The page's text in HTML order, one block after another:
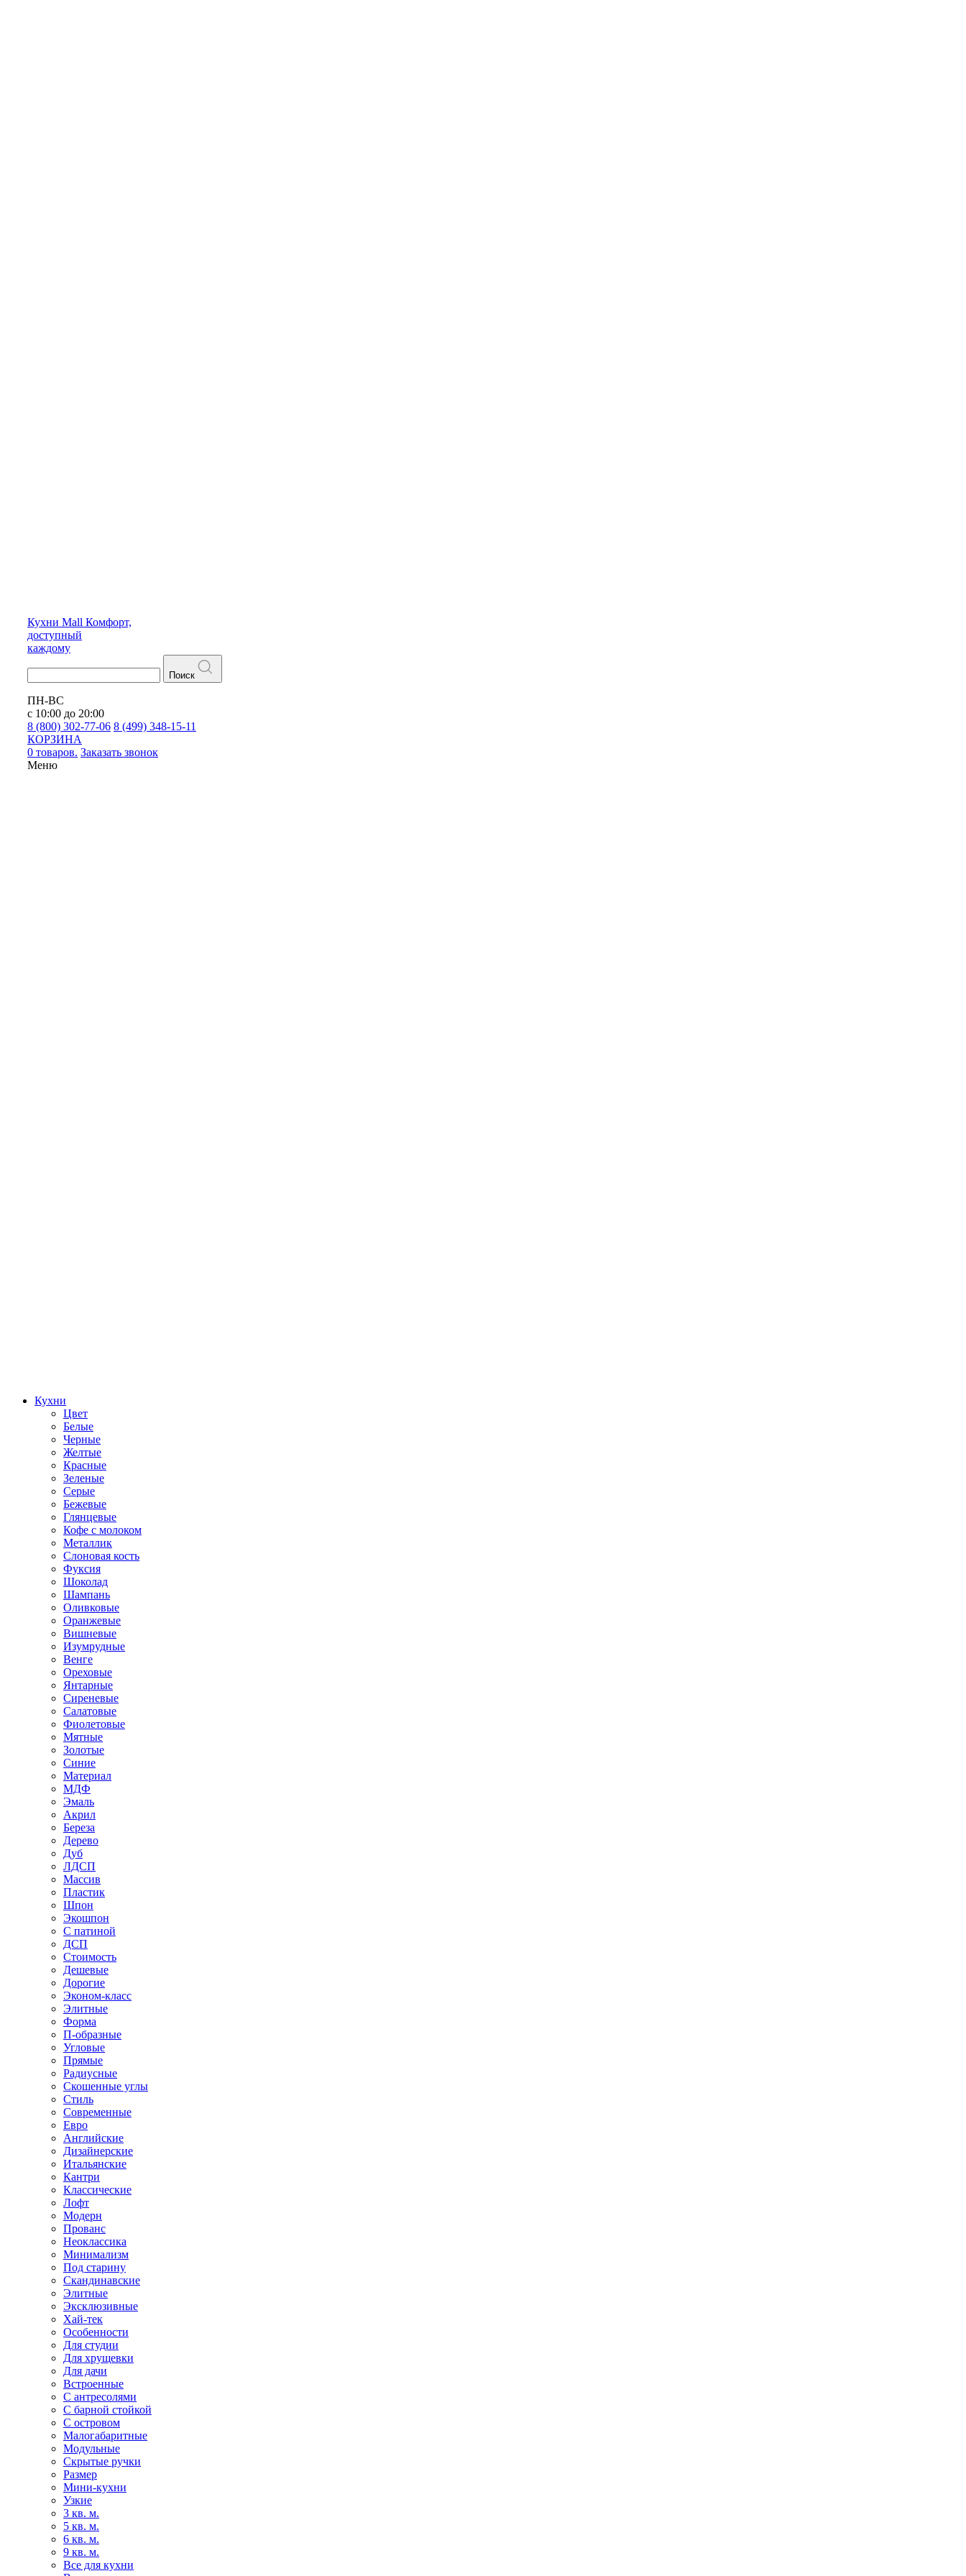
Кухни Mall Комфорт,
доступный
каждому
Поиск
ПН-ВС
с 10:00 до 20:00
8 (800) 302-77-06 8 (499) 348-15-11
КОРЗИНА
0 товаров. Заказать звонок
Меню
Кухни
Цвет
Белые
Черные
Желтые
Красные
Зеленые
Серые
Бежевые
Глянцевые
Кофе с молоком
Металлик
Слоновая кость
Фуксия
Шоколад
Шампань
Оливковые
Оранжевые
Вишневые
Изумрудные
Венге
Ореховые
Янтарные
Сиреневые
Салатовые
Фиолетовые
Мятные
Золотые
Синие
Материал
МДФ
Эмаль
Акрил
Береза
Дерево
Дуб
ЛДСП
Массив
Пластик
Шпон
Экошпон
С патиной
ДСП
Стоимость
Дешевые
Дорогие
Эконом-класс
Элитные
Форма
П-образные
Угловые
Прямые
Радиусные
Скошенные углы
Стиль
Современные
Евро
Английские
Дизайнерские
Итальянские
Кантри
Классические
Лофт
Модерн
Прованс
Неоклассика
Минимализм
Под старину
Скандинавские
Элитные
Эксклюзивные
Хай-тек
Особенности
Для студии
Для хрущевки
Для дачи
Встроенные
С антресолями
С барной стойкой
С островом
Малогабаритные
Модульные
Скрытые ручки
Размер
Мини-кухни
Узкие
3 кв. м.
5 кв. м.
6 кв. м.
9 кв. м.
Все для кухни